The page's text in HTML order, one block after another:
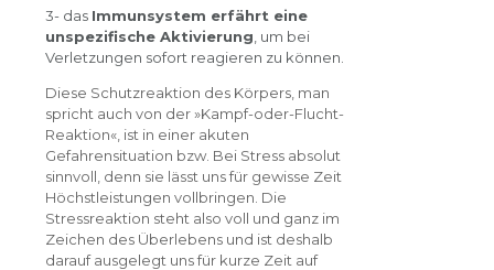
3- das Immunsystem erfährt eine
unspezifische Aktivierung , um bei
Verletzungen sofort reagieren zu können.
Diese Schutzreaktion des Körpers, man
spricht auch von der »Kampf-oder-Flucht-
Reaktion«, ist in einer akuten
Gefahrensituation bzw. Bei Stress absolut
sinnvoll, denn sie lässt uns für gewisse Zeit
Höchstleistungen vollbringen. Die
Stressreaktion steht also voll und ganz im
Zeichen des Überlebens und ist deshalb
darauf ausgelegt uns für kurze Zeit auf